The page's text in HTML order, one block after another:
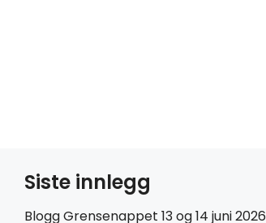
Siste innlegg
Blogg Grensenappet 13 og 14 juni 2026